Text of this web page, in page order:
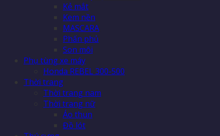
Kẻ mắt
Kem nền
MASCARA
Phấn phủ
Son môi
Phụ tùng xe máy
Honda REBEL 300-500
Thời trang
Thời trang nam
Thời trang nữ
Áo thun
Đồ lót